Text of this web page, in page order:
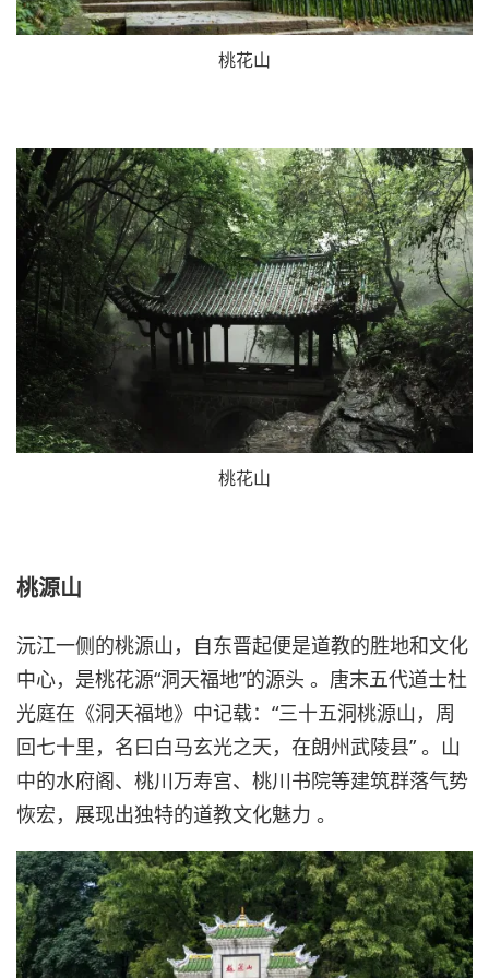
桃花山
桃花山
桃源山
沅江一侧的桃源山，自东晋起便是道教的胜地和文化
中心，是桃花源“洞天福地”的源头 。唐末五代道士杜
光庭在《洞天福地》中记载：“三十五洞桃源山，周
回七十里，名曰白马玄光之天，在朗州武陵县” 。山
中的水府阁、桃川万寿宫、桃川书院等建筑群落气势
恢宏，展现出独特的道教文化魅力 。